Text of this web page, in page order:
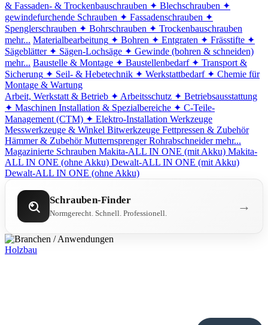
& Fassaden- & Trockenbauschrauben ✦ Blechschrauben ✦
gewindefurchende Schrauben ✦ Fassadenschrauben ✦
Spenglerschrauben ✦ Bohrschrauben ✦ Trockenbauschrauben
mehr... Materialbearbeitung ✦ Bohren ✦ Entgraten ✦ Frässtifte ✦
Sägeblätter ✦ Sägen-Lochsäge ✦ Gewinde (bohren & schneiden)
mehr... Baustelle & Montage ✦ Baustellenbedarf ✦ Transport &
Sicherung ✦ Seil- & Hebetechnik ✦ Werkstattbedarf ✦ Chemie für
Montage & Wartung
Arbeit, Werkstatt & Betrieb ✦ Arbeitsschutz ✦ Betriebsausstattung
✦ Maschinen Installation & Spezialbereiche ✦ C-Teile-
Management (CTM) ✦ Elektro-Installation Werkzeuge
Messwerkzeuge & Winkel Bitwerkzeuge Fettpressen & Zubehör
Hämmer & Zubehör Mutternsprenger Rohrabschneider mehr...
Magazinierte Schrauben Makita-ALL IN ONE (mit Akku) Makita-
ALL IN ONE (ohne Akku) Dewalt-ALL IN ONE (mit Akku)
Dewalt-ALL IN ONE (ohne Akku)
Schrauben-Finder
Normgerecht. Schnell. Professionell. →
Holzbau